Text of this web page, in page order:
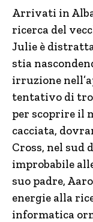
Arrivati in
ricerca del
Julie è
stia
irruzione
tentativo di
per scoprire il
cacciata,
Cross, nel sud
improbabile
suo padre,
energie alla
informatica